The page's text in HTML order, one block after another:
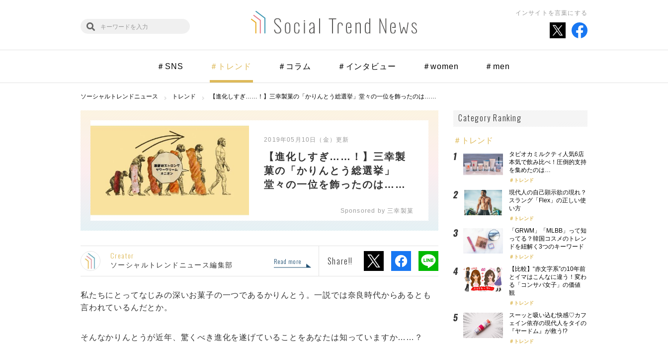
インサイトを言葉にする
＃SNS ＃トレンド ＃コラム ＃インタビュー ＃women ＃men
ソーシャルトレンドニュース トレンド 【進化しすぎ……！】三幸製菓の「かりんとう総選挙」堂々の一位を飾ったのは……
2019年05月10日（金）更新
【進化しすぎ……！】三幸製
菓の「かりんとう総選挙」
堂々の一位を飾ったのは……
Sponsored by 三幸製菓
Creator
ソーシャルトレンドニュース編集部 Read more Share!!
私たちにとってなじみの深いお菓子の一つであるかりんとう。一説では奈良時代からあるとも
言われているんだとか。
そんなかりんとうが近年、驚くべき進化を遂げていることをあなたは知っていますか……？
Category Ranking
＃トレンド
タピオカミルクティ人気6店
本気で飲み比べ！圧倒的支持
を集めたのは…
トレンド
現代人の自己顕示欲の現れ？
スラング「Flex」の正しい使
い方
トレンド
「GRWM」「MLBB」って知
ってる？韓国コスメのトレン
ドを紐解く3つのキーワード
トレンド
【比較】“赤文字系”の10年前
とイマはこんなに違う！変わ
る「コンサバ女子」の価値
観
トレンド
スーッと吸い込む快感♡カフ
ェイン依存の現代人をタイの
『ヤードム』が救う!?
トレンド